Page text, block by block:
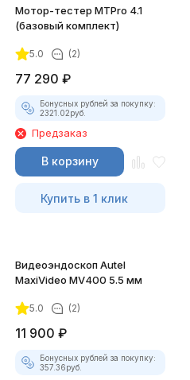
Мотор-тестер MTPro 4.1
(базовый комплект)
5.0 (2)
77 290 ₽
Бонусных рублей за покупку:
2321.02руб.
Предзаказ
В корзину
Купить в 1 клик
Видеоэндоскоп Autel
MaxiVideo MV400 5.5 мм
5.0 (2)
11 900 ₽
Бонусных рублей за покупку:
357.36руб.